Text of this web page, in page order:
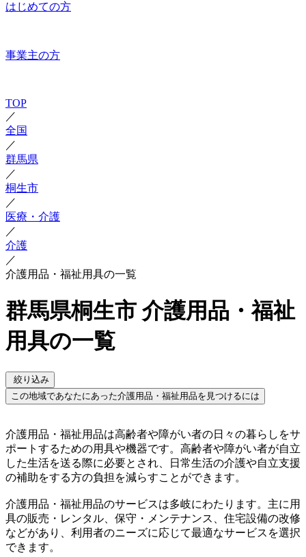
はじめての方
事業主の方
TOP
／
全国
／
群馬県
／
桐生市
／
医療・介護
／
介護
／
介護用品・福祉用具の一覧
群馬県桐生市 介護用品・福祉
用具の一覧
絞り込み
この地域であなたにあった介護用品・福祉用品を見つけるには
介護用品・福祉用品は高齢者や障がい者の日々の暮らしをサ
ポートするための用具や機器です。高齢者や障がい者が自立
した生活を送る際に必要とされ、日常生活の介護や自立支援
の補助をする方の負担を減らすことができます。
介護用品・福祉用品のサービスは多岐にわたります。主に用
具の販売・レンタル、保守・メンテナンス、住宅設備の改修
などがあり、利用者のニーズに応じて最適なサービスを選択
できます。